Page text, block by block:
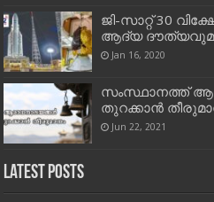
ജി-സാറ്റ് 30
ആദ്യ
Jan 16, 2020
സംസ്ഥാനത്ത്
തുറക്കാന്‍
Jun 22, 2021
Latest Posts